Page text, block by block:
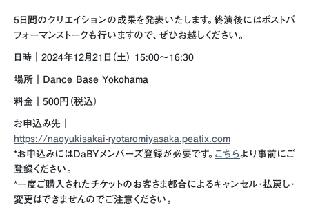
5日間のクリエイションの成果を発表いたします。終演後にはポストパ
フォーマンストークも行いますので、ぜひお越しください。
日時｜2024年12月21日（土） 15:00～16:30
場所｜Dance Base Yokohama
料金｜500円（税込）
お申込み先｜
https://naoyukisakai-ryotaromiyasaka.peatix.com
*お申込みにはDaBYメンバーズ登録が必要です。 こちらより事前にご
登録ください。
*一度ご購入されたチケットのお客さま都合によるキャンセル･払戻し･
変更はできませんのでご注意ください。